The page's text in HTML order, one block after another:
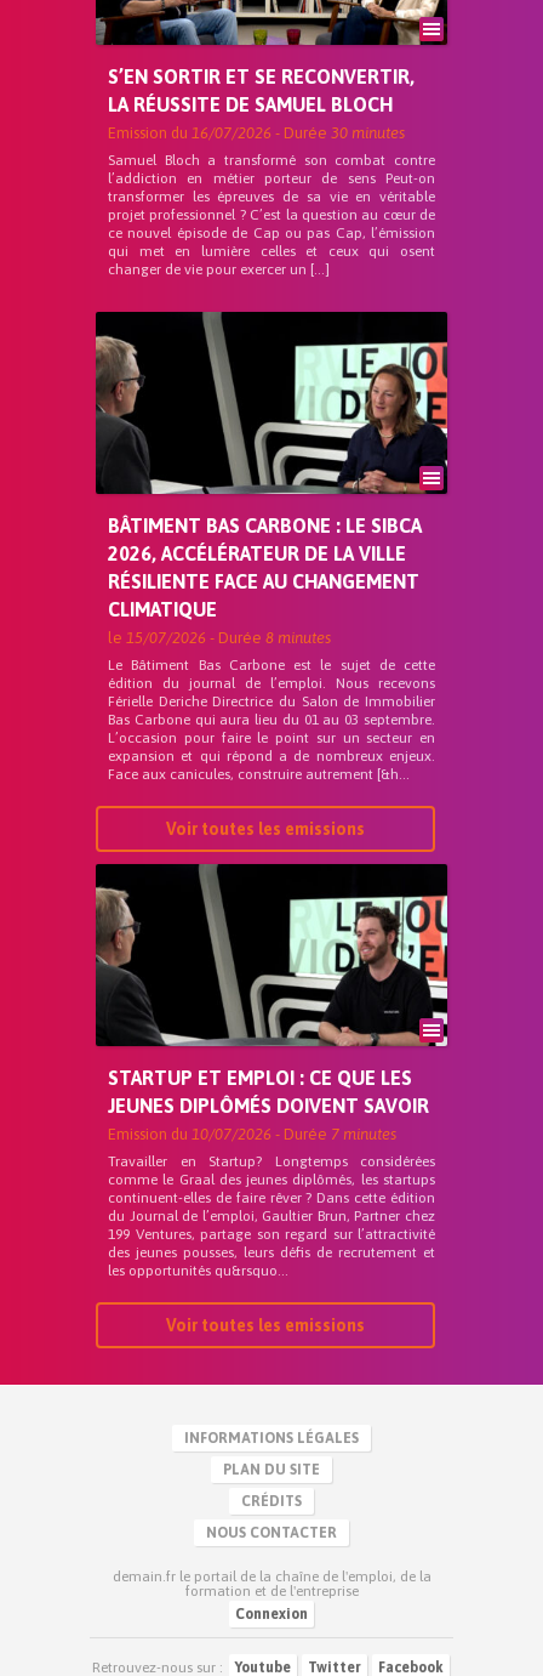
S’EN SORTIR ET SE RECONVERTIR,
LA RÉUSSITE DE SAMUEL BLOCH
Emission du 16/07/2026 - Durée 30 minutes
Samuel Bloch a transformé son combat contre
l’addiction en métier porteur de sens Peut-on
transformer les épreuves de sa vie en véritable
projet professionnel ? C’est la question au cœur de
ce nouvel épisode de Cap ou pas Cap, l’émission
qui met en lumière celles et ceux qui osent
changer de vie pour exercer un […]
BÂTIMENT BAS CARBONE : LE SIBCA
2026, ACCÉLÉRATEUR DE LA VILLE
RÉSILIENTE FACE AU CHANGEMENT
CLIMATIQUE
le 15/07/2026 - Durée 8 minutes
Le Bâtiment Bas Carbone est le sujet de cette
édition du journal de l’emploi. Nous recevons
Férielle Deriche Directrice du Salon de Immobilier
Bas Carbone qui aura lieu du 01 au 03 septembre.
L’occasion pour faire le point sur un secteur en
expansion et qui répond a de nombreux enjeux.
Face aux canicules, construire autrement [&h...
Voir toutes les emissions
STARTUP ET EMPLOI : CE QUE LES
JEUNES DIPLÔMÉS DOIVENT SAVOIR
Emission du 10/07/2026 - Durée 7 minutes
Travailler en Startup? Longtemps considérées
comme le Graal des jeunes diplômés, les startups
continuent-elles de faire rêver ? Dans cette édition
du Journal de l’emploi, Gaultier Brun, Partner chez
199 Ventures, partage son regard sur l’attractivité
des jeunes pousses, leurs défis de recrutement et
les opportunités qu&rsquo...
Voir toutes les emissions
INFORMATIONS LÉGALES
PLAN DU SITE
CRÉDITS
NOUS CONTACTER
demain.fr le portail de la chaîne de l'emploi, de la
formation et de l'entreprise
Connexion
Retrouvez-nous sur : Youtube Twitter Facebook